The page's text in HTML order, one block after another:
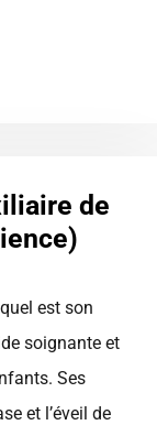
de
est son
soignante et
Ses
et l’éveil de